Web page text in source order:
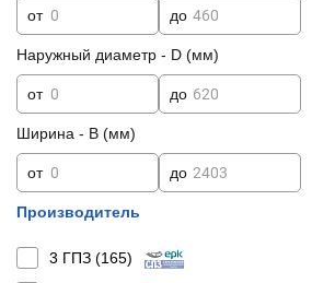
от до
Наружный диаметр - D (мм)
от до
Ширина - B (мм)
от до
Производитель
3 ГПЗ (165)